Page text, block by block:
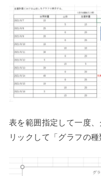
表を範囲指定して一度
リックして「グラフの